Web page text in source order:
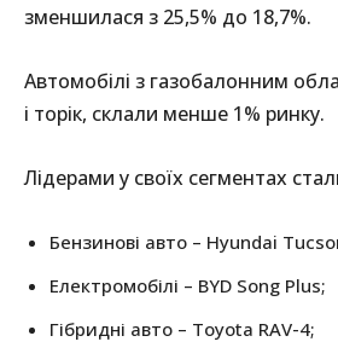
зменшилася з 25,5% до 18,7%.
Автомобілі з газобалонним
і торік, склали менше 1% ринку.
Лідерами у своїх сегментах
Бензинові авто – Hyundai
Електромобілі – BYD Song Plus;
Гібридні авто – Toyota RAV-4;